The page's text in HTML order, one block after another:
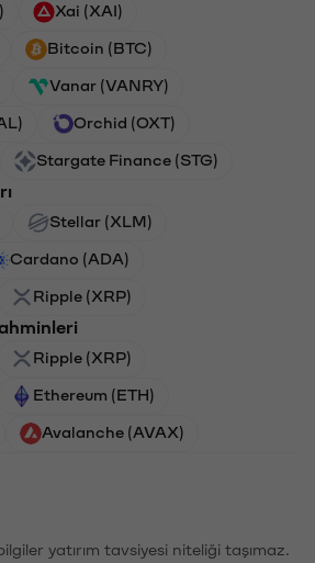
Xai (XAI)
Bitcoin (BTC)
Vanar (VANRY)
Orchid (OXT)
Stargate Finance (STG)
Stellar (XLM)
Cardano (ADA)
Ripple (XRP)
Ripple (XRP)
Ethereum (ETH)
Avalanche (AVAX)
yatırım tavsiyesi niteliği taşımaz.